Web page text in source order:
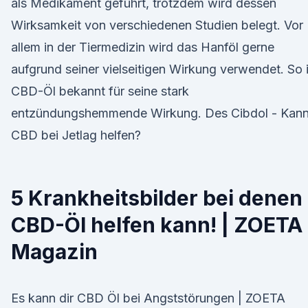
als Medikament geführt, trotzdem wird dessen
Wirksamkeit von verschiedenen Studien belegt. Vor
allem in der Tiermedizin wird das Hanföl gerne
aufgrund seiner vielseitigen Wirkung verwendet. So
CBD-Öl bekannt für seine stark
entzündungshemmende Wirkung. Des Cibdol -
CBD bei Jetlag helfen?
5 Krankheitsbilder bei denen
CBD-Öl helfen kann! | ZOETA
Magazin
Es kann dir CBD Öl bei Angststörungen | ZOETA